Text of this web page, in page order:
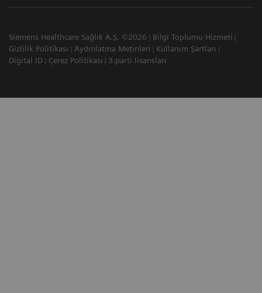
Siemens Healthcare Sağlık A.Ş. ©2026
Bilgi Toplumu Hizmeti
Gizlilik Politikası
Aydınlatma Metinleri
Kullanım Şartları
Digital ID
Çerez Politikası 3.parti lisansları